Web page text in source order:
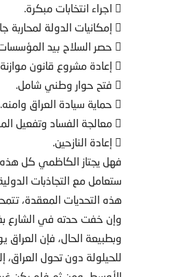
 اجراء انتخابات مبكرة.
 إمكانيات الدولة لمحاربة جانحة كورونا.
 حصر السلاح بيد المؤسسات الحكومية والعسكرية.
 إعادة مشروع قانون موازنة استثنائية.
 فتح حوار وطني شامل.
 حماية سيادة العراق وامنه.
 معالجة الفساد وتفعيل الملفات المعطلة.
 إعادة النازحين.
فهل يجتاز الكاظمي كل هذه
ستعامل مع التجاذبات الدولية
هذه التحديات المعقدة،
وإن خفت حدته في الشارع
للحيلولة دون تحول العراق،